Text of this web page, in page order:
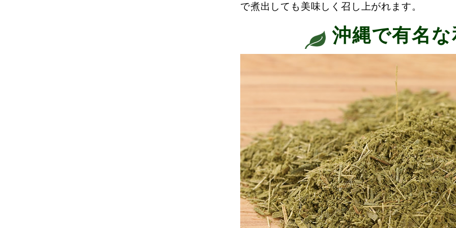
で煮出しても美味しく召し上がれます。
沖縄で有名